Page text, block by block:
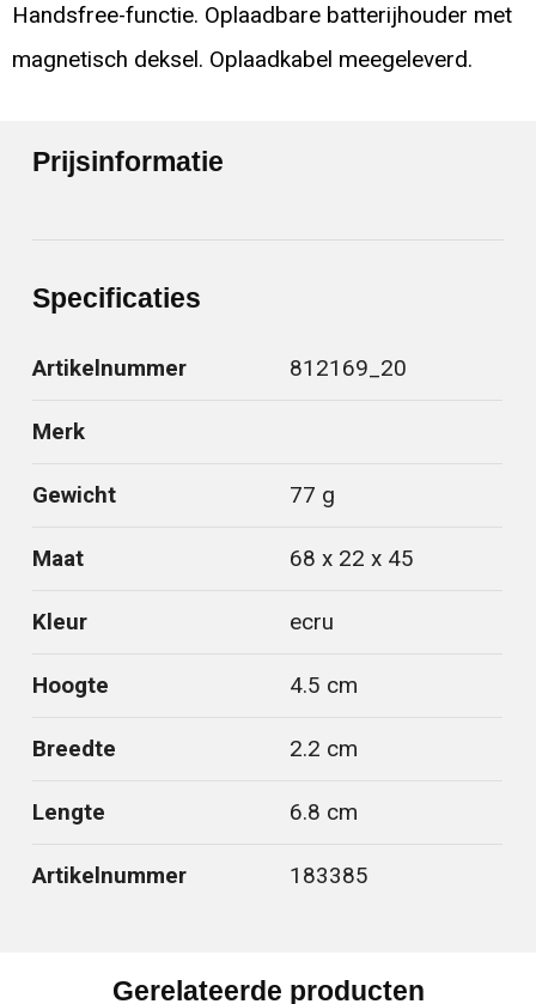
Handsfree-functie. Oplaadbare batterijhouder met
magnetisch deksel. Oplaadkabel meegeleverd.
Prijsinformatie
Specificaties
Artikelnummer 812169_20
Merk
Gewicht 77 g
Maat 68 x 22 x 45
Kleur ecru
Hoogte 4.5 cm
Breedte 2.2 cm
Lengte 6.8 cm
Artikelnummer 183385
Gerelateerde producten